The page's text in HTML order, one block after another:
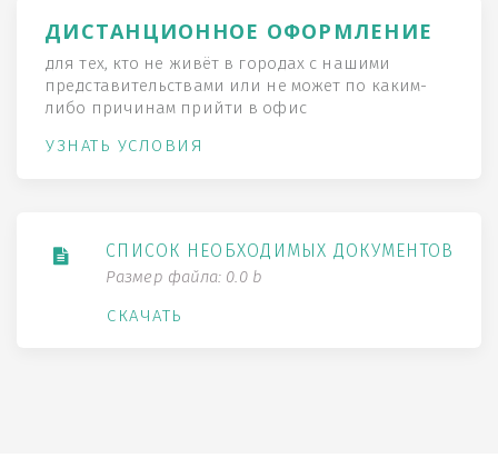
ДИСТАНЦИОННОЕ ОФОРМЛЕНИЕ
для тех, кто не живёт в городах с нашими
представительствами или не может по каким-
либо причинам прийти в офис
УЗНАТЬ УСЛОВИЯ
СПИСОК НЕОБХОДИМЫХ ДОКУМЕНТОВ
Размер файла: 0.0 b
СКАЧАТЬ